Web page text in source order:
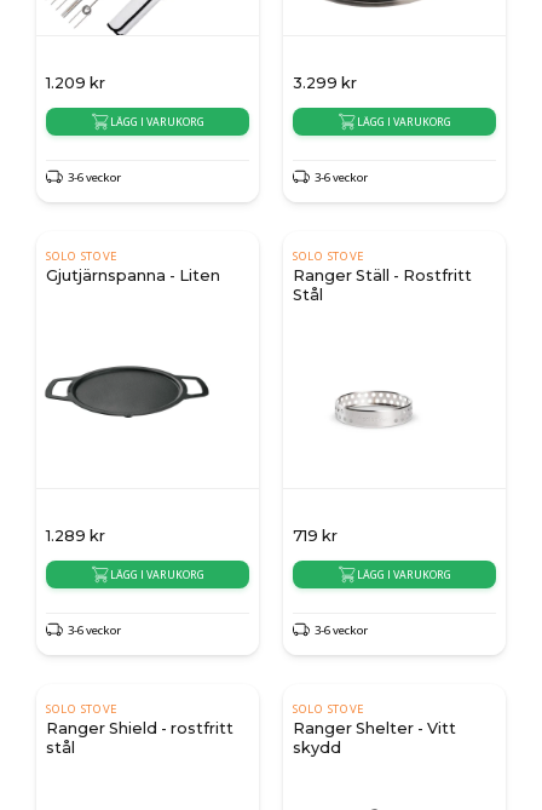
1.209 kr
LÄGG I VARUKORG
3-6 veckor
3.299 kr
LÄGG I VARUKORG
3-6 veckor
SOLO STOVE
Gjutjärnspanna - Liten
1.289 kr
LÄGG I VARUKORG
3-6 veckor
SOLO STOVE
Ranger Ställ - Rostfritt
Stål
719 kr
LÄGG I VARUKORG
3-6 veckor
SOLO STOVE
Ranger Shield - rostfritt
stål
SOLO STOVE
Ranger Shelter - Vitt
skydd